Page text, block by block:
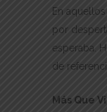
En
por
esperaba.
de
Más Que